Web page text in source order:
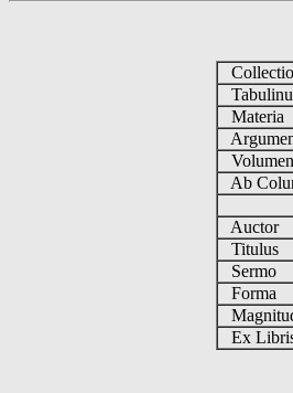
Collectio
Materia
Volumen
Ab
Auctor
Titulus
Sermo
Forma
Ex